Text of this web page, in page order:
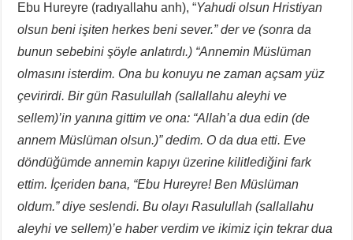
Ebu Hureyre (radıyallahu anh), “Yahudi olsun Hristiyan
olsun beni işiten herkes beni sever.” der ve (sonra da
bunun sebebini şöyle anlatırdı.) “Annemin Müslüman
olmasını isterdim. Ona bu konuyu ne zaman açsam yüz
çevirirdi. Bir gün Rasulullah (sallallahu aleyhi ve
sellem)’in yanına gittim ve ona: “Allah’a dua edin (de
annem Müslüman olsun.)” dedim. O da dua etti. Eve
döndüğümde annemin kapıyı üzerine kilitlediğini fark
ettim. İçeriden bana, “Ebu Hureyre! Ben Müslüman
oldum.” diye seslendi. Bu olayı Rasulullah (sallallahu
aleyhi ve sellem)’e haber verdim ve ikimiz için tekrar dua